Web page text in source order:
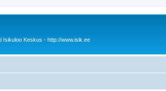
Isikuloo Keskus - http://www.isik.ee